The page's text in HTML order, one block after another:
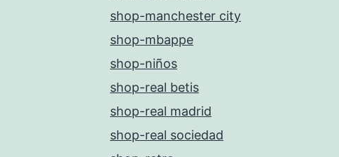
shop-manchester city
shop-mbappe
shop-niños
shop-real betis
shop-real madrid
shop-real sociedad